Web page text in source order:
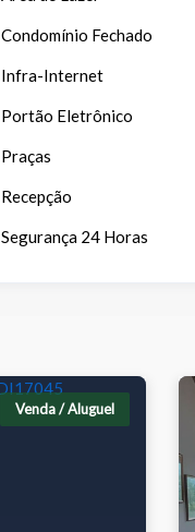
Condomínio Fechado
Infra-Internet
Portão Eletrônico
Praças
Recepção
Segurança 24 Horas
Venda / Aluguel